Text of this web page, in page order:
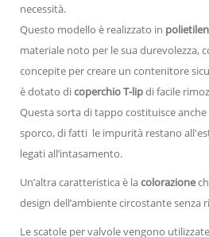
necessità.
Questo modello è realizzato in
materiale noto per le sua durevolezza,
concepite per creare un contenitore
è dotato dicoperchio T-lipdi facile
Questa sorta di tappo costituisce
sporco, di fatti le impurità restano
legati all’intasamento.
Un’altra caratteristica è lacolorazione
design dell’ambiente circostante senza
Le scatole per valvole vengono